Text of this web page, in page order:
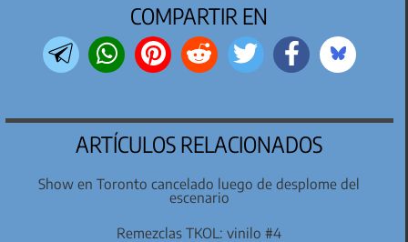
COMPARTIR EN
ARTÍCULOS RELACIONADOS
Show en Toronto cancelado luego de desplome del
escenario
Remezclas TKOL: vinilo #4